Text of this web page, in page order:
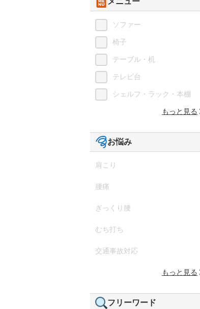
ソファー
椅子
テーブル・机
テレビ台
シェルフ・ラック・本棚
もっと見る
お悩み
肩こり
腰痛
ぎっくり腰
むち打ち
交通事故対応
もっと見る
フリーワード